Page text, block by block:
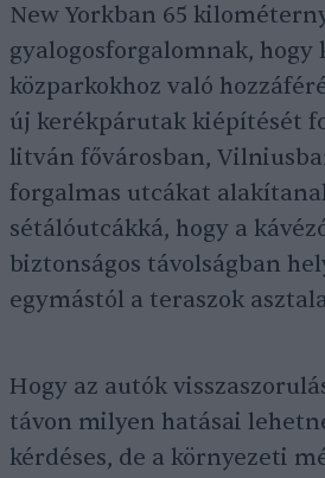
New Yorkban 65
gyalogosforgalomnak, hogy
közparkokhoz való
új kerékpárutak kiépítését
litván fővárosban,
forgalmas utcákat
sétálóutcákká, hogy a
biztonságos távolságban
egymástól a teraszok
Hogy az autók
távon milyen hatásai
kérdéses, de a környezeti